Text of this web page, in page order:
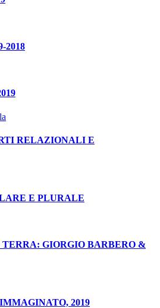
2018
RELAZIONALI E
E PLURALE
GIORGIO BARBERO &
2019